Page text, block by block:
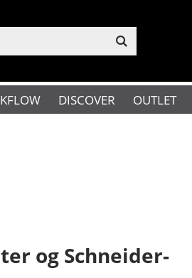
DISCOVER OUTLET
og Schneider-